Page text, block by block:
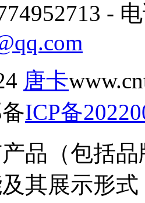
-
唐卡
ICP备
品（包括
其展示形